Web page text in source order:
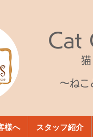
Cat
猫
～ねこ
様へ スタッフ紹介